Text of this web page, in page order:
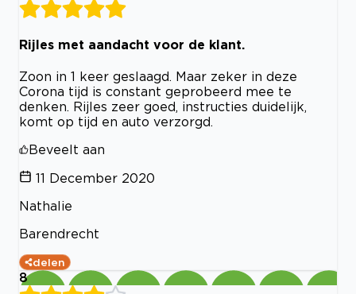
Rijles met aandacht voor de klant.
Zoon in 1 keer geslaagd. Maar zeker in deze
Corona tijd is constant geprobeerd mee te
denken. Rijles zeer goed, instructies duidelijk,
komt op tijd en auto verzorgd.
Beveelt aan
11 December 2020
Nathalie
Barendrecht
delen
8